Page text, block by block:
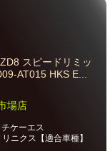
スピードリミッ
AT015 HKS E...
場店
チケーエス
ニクス【適合車種】